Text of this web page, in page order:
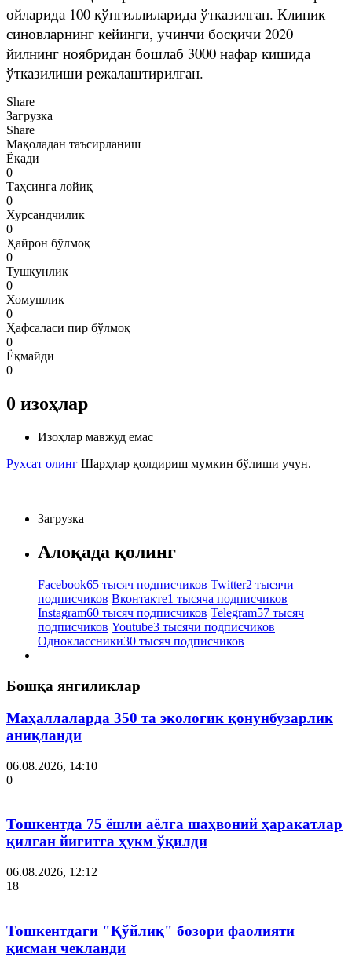
ойларида 100 кўнгиллиларида ўтказилган. Клиник
синовларнинг кейинги, учинчи босқичи 2020
йилнинг ноябридан бошлаб 3000 нафар кишида
ўтказилиши режалаштирилган.
Share
Загрузка
Share
Мақоладан таъсирланиш
Ёқади
0
Таҳсинга лойиқ
0
Хурсандчилик
0
Ҳайрон бўлмоқ
0
Тушкунлик
0
Хомушлик
0
Ҳафсаласи пир бўлмоқ
0
Ёқмайди
0
0 изоҳлар
Изоҳлар мавжуд емас
Рухсат олинг Шарҳлар қолдириш мумкин бўлиши учун.
Загрузка
Алоқада қолинг
Facebook65 тысяч подписчиков Twitter2 тысячи
подписчиков Вконтакте1 тысяча подписчиков
Instagram60 тысяч подписчиков Telegram57 тысяч
подписчиков Youtube3 тысячи подписчиков
Одноклассники30 тысяч подписчиков
Бошқа янгиликлар
Маҳаллаларда 350 та экологик қонунбузарлик
аниқланди
06.08.2026, 14:10
0
Тошкентда 75 ёшли аёлга шаҳвоний ҳаракатлар
қилган йигитга ҳукм ўқилди
06.08.2026, 12:12
18
Тошкентдаги "Қўйлиқ" бозори фаолияти
қисман чекланди